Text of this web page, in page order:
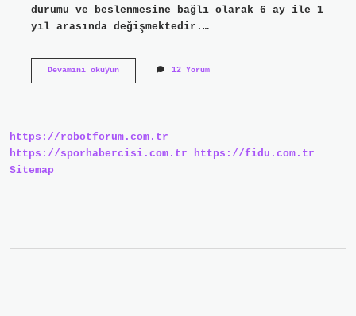
durumu ve beslenmesine bağlı olarak 6 ay ile 1
yıl arasında değişmektedir.…
Devamını okuyun6
12 Yorum
https://robotforum.com.tr
https://sporhabercisi.com.tr
https://fidu.com.tr
Sitemap